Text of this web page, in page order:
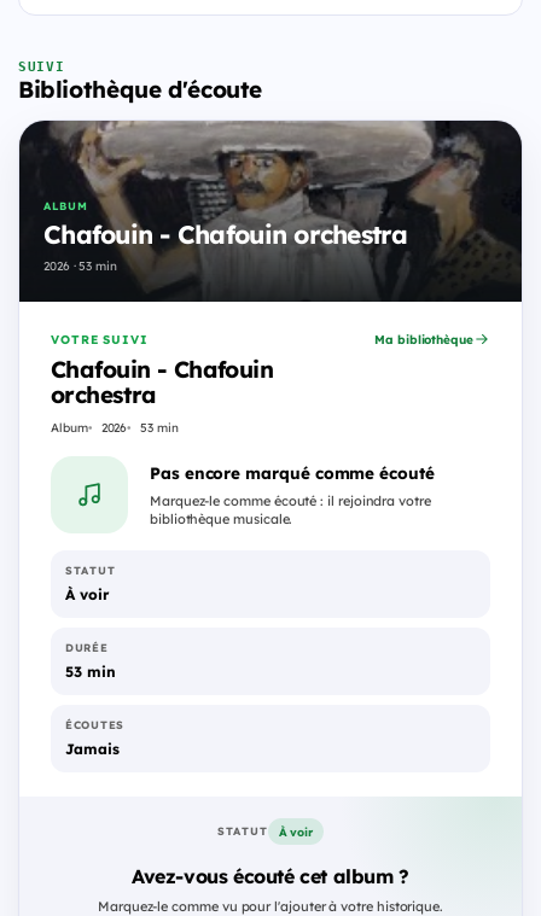
SUIVI
Bibliothèque d'écoute
ALBUM
Chafouin - Chafouin orchestra
2026 · 53 min
VOTRE SUIVI
Chafouin - Chafouin
orchestra
Album 2026 53 min
Ma bibliothèque
Pas encore marqué comme écouté
Marquez-le comme écouté : il rejoindra votre
bibliothèque musicale.
STATUT
À voir
DURÉE
53 min
ÉCOUTES
Jamais
STATUT À voir
Avez-vous écouté cet album ?
Marquez-le comme vu pour l'ajouter à votre historique.